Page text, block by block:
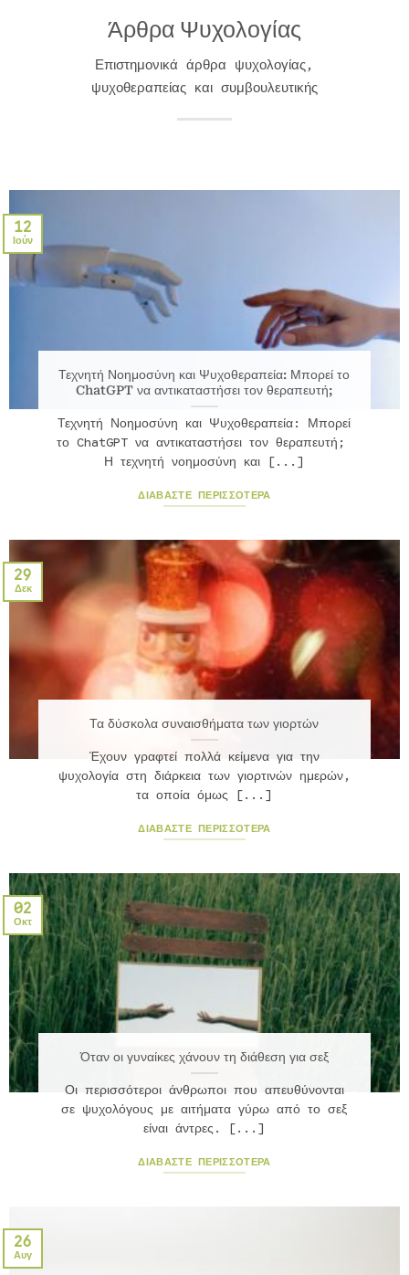
Άρθρα Ψυχολογίας
Επιστημονικά άρθρα ψυχολογίας,
ψυχοθεραπείας και συμβουλευτικής
Τεχνητή Νοημοσύνη και Ψυχοθεραπεία: Μπορεί το
ChatGPT να αντικαταστήσει τον θεραπευτή;
Τεχνητή Νοημοσύνη και Ψυχοθεραπεία: Μπορεί
το ChatGPT να αντικαταστήσει τον θεραπευτή;
Η τεχνητή νοημοσύνη και [...]
ΔΙΑΒΆΣΤΕ ΠΕΡΙΣΣΟΤΕΡΑ
12
Ιούν
Τα δύσκολα συναισθήματα των γιορτών
Έχουν γραφτεί πολλά κείμενα για την
ψυχολογία στη διάρκεια των γιορτινών ημερών,
τα οποία όμως [...]
ΔΙΑΒΆΣΤΕ ΠΕΡΙΣΣΟΤΕΡΑ
29
Δεκ
Όταν οι γυναίκες χάνουν τη διάθεση για σεξ
Οι περισσότεροι άνθρωποι που απευθύνονται
σε ψυχολόγους με αιτήματα γύρω από το σεξ
είναι άντρες. [...]
ΔΙΑΒΆΣΤΕ ΠΕΡΙΣΣΟΤΕΡΑ
02
Οκτ
26
Αυγ